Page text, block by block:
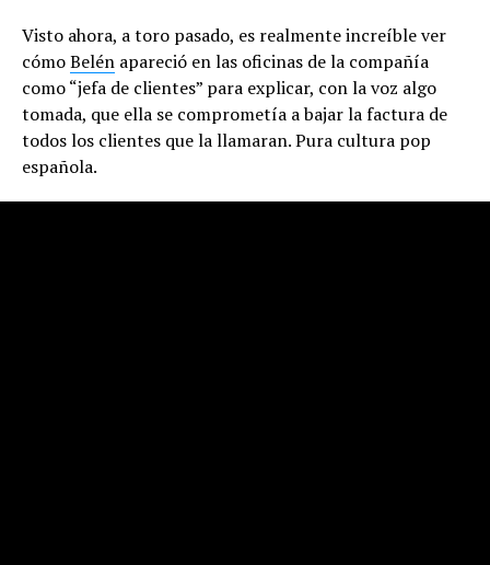
Visto ahora, a toro pasado, es realmente increíble ver
cómoBelén apareció en las oficinas de la compañía
como “jefa de clientes” para explicar, con la voz algo
tomada, que ella se comprometía a bajar la factura de
todos los clientes que la llamaran. Pura cultura pop
española.